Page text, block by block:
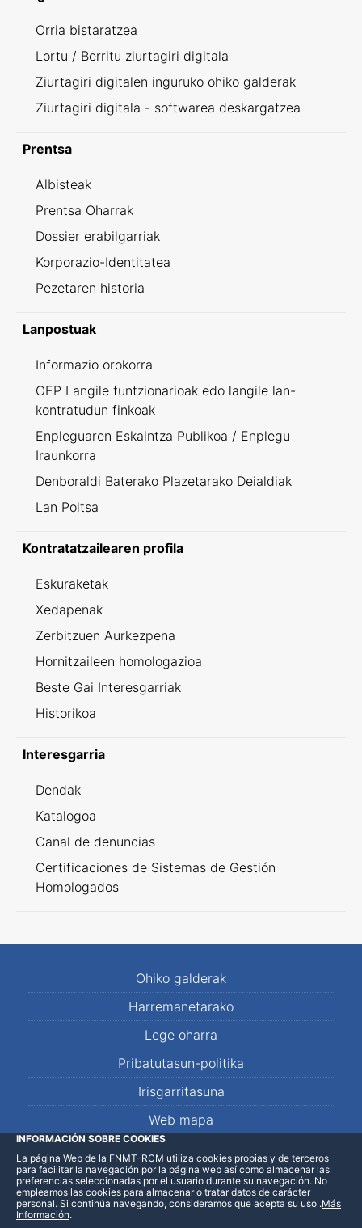
Orria bistaratzea
Lortu / Berritu ziurtagiri digitala
Ziurtagiri digitalen inguruko ohiko galderak
Ziurtagiri digitala - softwarea deskargatzea
Prentsa
Albisteak
Prentsa Oharrak
Dossier erabilgarriak
Korporazio-Identitatea
Pezetaren historia
Lanpostuak
Informazio orokorra
OEP Langile funtzionarioak edo langile lan-
kontratudun finkoak
Enpleguaren Eskaintza Publikoa / Enplegu
Iraunkorra
Denboraldi Baterako Plazetarako Deialdiak
Lan Poltsa
Kontratatzailearen profila
Eskuraketak
Xedapenak
Zerbitzuen Aurkezpena
Hornitzaileen homologazioa
Beste Gai Interesgarriak
Historikoa
Interesgarria
Dendak
Katalogoa
Canal de denuncias
Certificaciones de Sistemas de Gestión
Homologados
Ohiko galderak
Harremanetarako
Lege oharra
Pribatutasun-politika
Irisgarritasuna
Web mapa
LinkedInFacebookWhatsApp
INFORMACIÓN SOBRE COOKIES
La página Web de la FNMT-RCM utiliza cookies propias y de terceros
para facilitar la navegación por la página web así como almacenar las
preferencias seleccionadas por el usuario durante su navegación. No
empleamos las cookies para almacenar o tratar datos de carácter
personal. Si continúa navegando, consideramos que acepta su uso .Más
Información.